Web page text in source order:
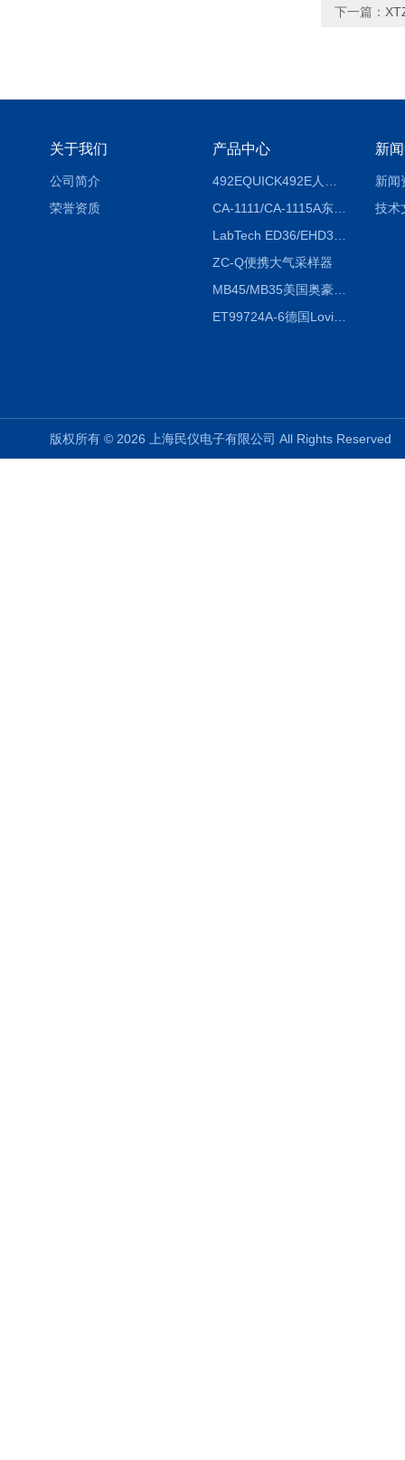
下一篇：
关于我们
公司简介
荣誉资质
产品中心
CA-1111/CA-1115A东京理化EYELA CA-1111/CA-1115A冷却水循环装置
ZC-Q便携大气采样器
MB45/MB35美国奥豪斯OHAUS MB45/MB35卤素红外水分测定仪
ET99724A-6德国Lovibond ET99724A-6微电脑BOD测定仪
新
新闻
技术
版权所有 © 2026 上海民仪电子有限公司 All Rights